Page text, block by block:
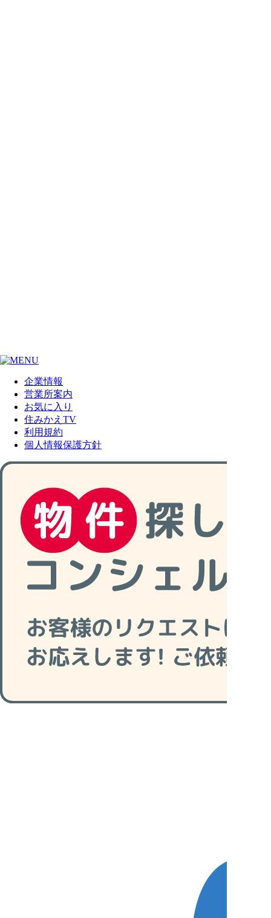
企業情報
営業所案内
お気に入り
住みかえTV
利用規約
個人情報保護方針